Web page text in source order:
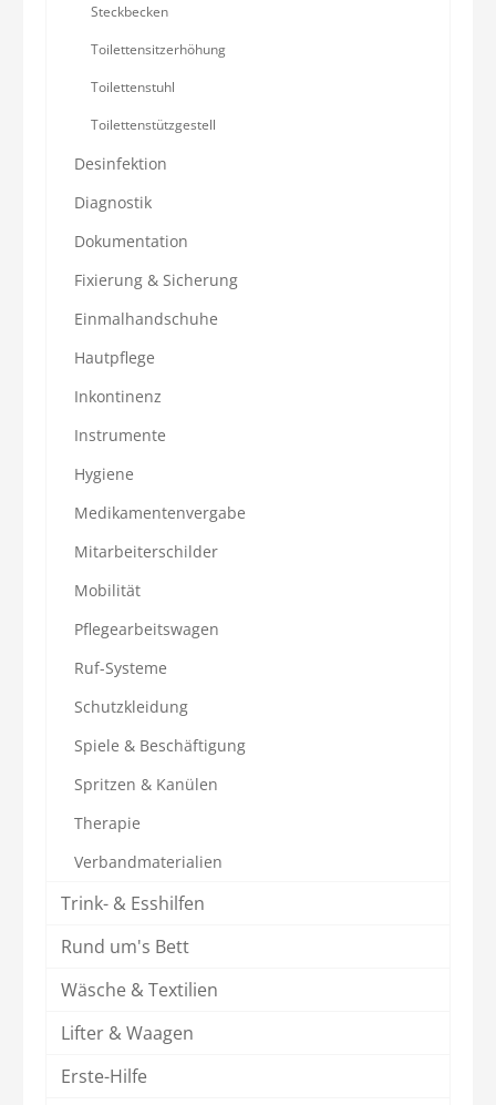
Steckbecken
Toilettensitzerhöhung
Toilettenstuhl
Toilettenstützgestell
Desinfektion
Diagnostik
Dokumentation
Fixierung & Sicherung
Einmalhandschuhe
Hautpflege
Inkontinenz
Instrumente
Hygiene
Medikamentenvergabe
Mitarbeiterschilder
Mobilität
Pflegearbeitswagen
Ruf-Systeme
Schutzkleidung
Spiele & Beschäftigung
Spritzen & Kanülen
Therapie
Verbandmaterialien
Trink- & Esshilfen
Rund um's Bett
Wäsche & Textilien
Lifter & Waagen
Erste-Hilfe